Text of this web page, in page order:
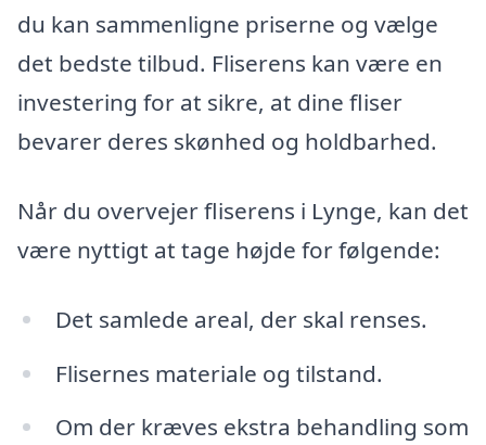
du kan sammenligne priserne og vælge
det bedste tilbud. Fliserens kan være en
investering for at sikre, at dine fliser
bevarer deres skønhed og holdbarhed.
Når du overvejer fliserens i Lynge, kan det
være nyttigt at tage højde for følgende:
Det samlede areal, der skal renses.
Flisernes materiale og tilstand.
Om der kræves ekstra behandling som